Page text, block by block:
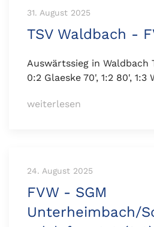
31. August 2025
TSV Waldbach -
Auswärtssieg in Waldbach
0:2 Glaeske 70', 1:2 80', 1:3
weiterlesen
24. August 2025
FVW - SGM
Unterheimbach/